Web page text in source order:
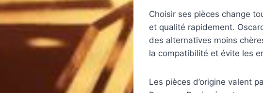
Choisir ses pièces change
et qualité rapidement.
des alternatives moins
la compatibilité et évite les
Les pièces d’origine valent